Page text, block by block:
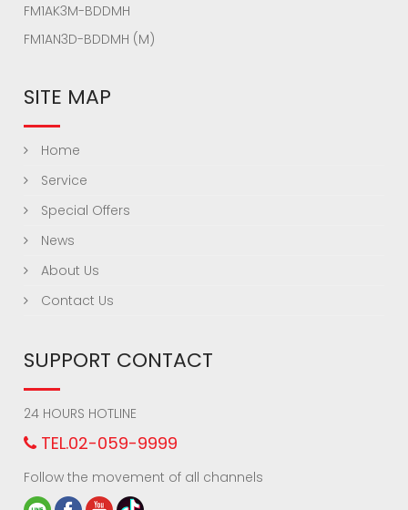
FM1AK3M-BDDMH
FM1AN3D-BDDMH (M)
SITE MAP
Home
Service
Special Offers
News
About Us
Contact Us
SUPPORT CONTACT
24 HOURS HOTLINE
TEL.02-059-9999
Follow the movement of all channels